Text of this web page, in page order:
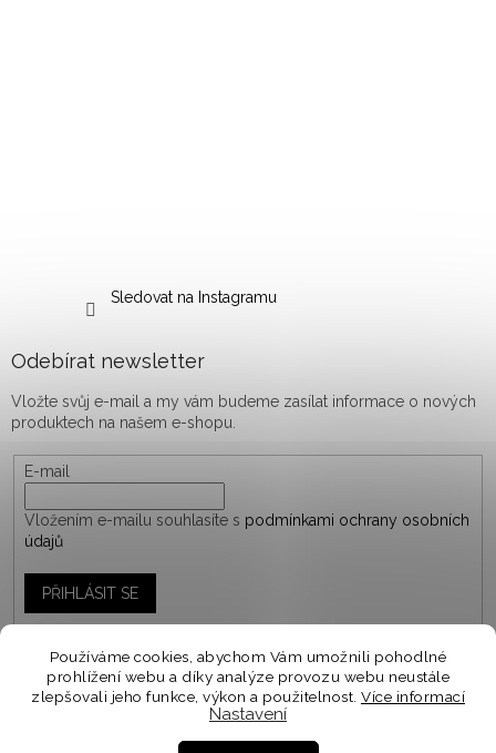
Používáme cookies, abychom Vám umožnili pohodlné
prohlížení webu a díky analýze provozu webu neustále
zlepšovali jeho funkce, výkon a použitelnost. Více informací
Nastavení
Personalizované objednávky vyrábíme a odesíláme do
Sledovat na Instagramu
Odebírat newsletter
Vložte svůj e-mail a my vám budeme zasílat informace o nových
produktech na našem e-shopu.
E-mail
Vložením e-mailu souhlasíte s podmínkami ochrany osobních
údajů
PŘIHLÁSIT SE
Vytvořil Shoptet